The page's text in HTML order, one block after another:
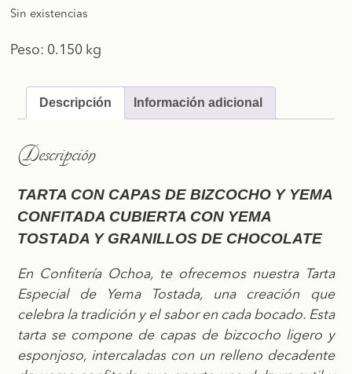
Sin existencias
Peso: 0.150 kg
Descripción Información adicional
Descripción
TARTA CON CAPAS DE BIZCOCHO Y YEMA
CONFITADA CUBIERTA CON YEMA
TOSTADA Y GRANILLOS DE CHOCOLATE
En Confitería Ochoa, te ofrecemos nuestra Tarta
Especial de Yema Tostada, una creación que
celebra la tradición y el sabor en cada bocado. Esta
tarta se compone de capas de bizcocho ligero y
esponjoso, intercaladas con un relleno decadente